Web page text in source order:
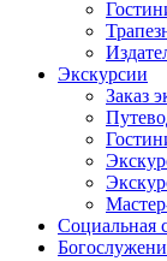
Экскурсии
Заказ
Социальная